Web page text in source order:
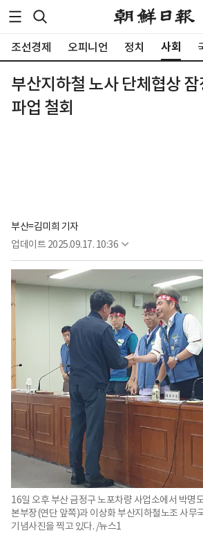
조선경제 오피니언 정치 사회
부산지하철 노사 단체협상
파업 철회
부산=김미희 기자
업데이트 2025.09.17. 10:36
16일 오후 부산 금정구 노포차량 사업소에서 박명
본부장(연단 앞쪽)과 이상화 부산지하철노조 사무
기념사진을 찍고 있다. /뉴스1